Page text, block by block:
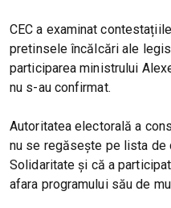
CEC a examinat
pretinsele încălcări ale
participarea ministrului
nu s-au confirmat.
Autoritatea electorală a
nu se regăsește pe lista de
Solidaritate și că a
afara programului său de